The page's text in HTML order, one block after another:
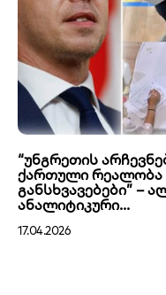
“უნგრეთის
ქართული რეალობა
განსხვავებები” –
ანალიტიკური...
17.04.2026